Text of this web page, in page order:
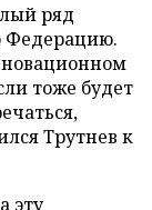
ряд
Федерацию.
тоже будет
Трутнев к
эту